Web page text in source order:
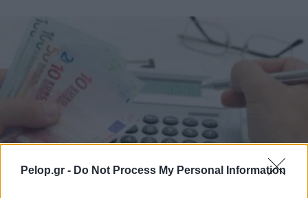
Pelop.gr - Do Not Process My Personal Information